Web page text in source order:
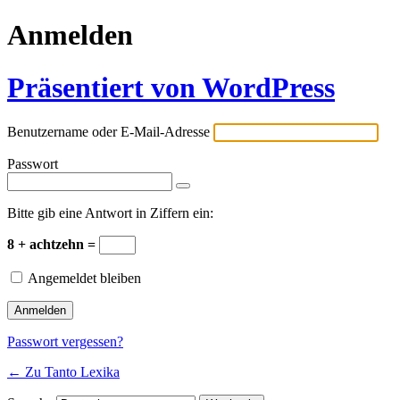
Anmelden
Präsentiert von WordPress
Benutzername oder E-Mail-Adresse
Passwort
Bitte gib eine Antwort in Ziffern ein:
8 + achtzehn =
Angemeldet bleiben
Passwort vergessen?
← Zu Tanto Lexika